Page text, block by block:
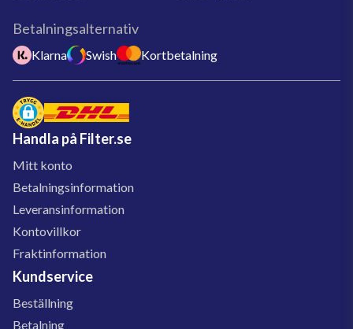
Betalningsalternativ
Klarna Swish Kortbetalning
Handla på Filter.se
Mitt konto
Betalningsinformation
Leveransinformation
Kontovillkor
Fraktinformation
Kundservice
Beställning
Betalning